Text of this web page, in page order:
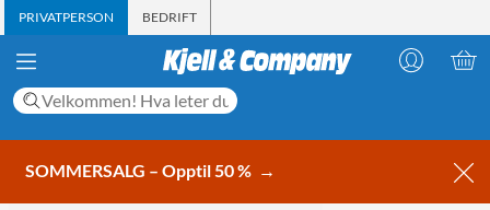
PRIVATPERSON BEDRIFT
SOMMERSALG – Opptil 50 % →